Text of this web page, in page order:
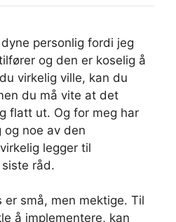
personlig fordi jeg
og den er koselig å
virkelig ville, kan du
du må vite at det
flatt ut. Og for meg har
og noe av den
legger til
siste råd.
er små, men mektige. Til
å implementere, kan